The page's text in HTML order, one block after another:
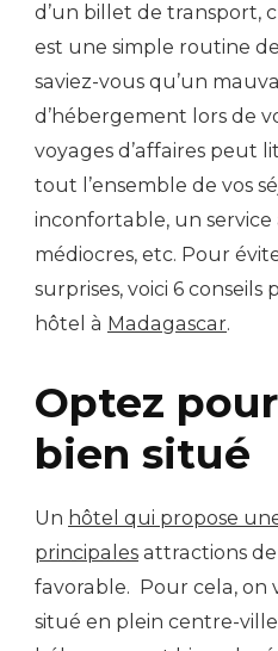
d’un billet de transport,
est une simple routine
saviez-vous qu’un
d’hébergement lors de
voyages d’affaires peut
tout l’ensemble de vos
inconfortable, un
médiocres, etc. Pour
surprises, voici 6 conseils
hôtel à Madagascar.
Optez
bien situé
Un hôtel qui propose
principales attractions
favorable. Pour cela, on
situé en plein centre-